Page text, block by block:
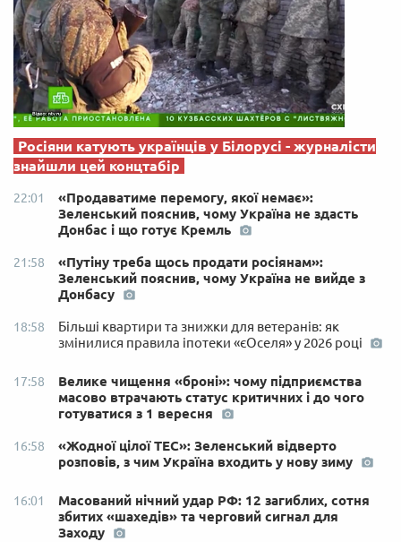
Росіяни катують українців у Білорусі - журналісти
знайшли цей концтабір
22:01
«Продаватиме перемогу, якої немає»:
Зеленський пояснив, чому Україна не здасть
Донбас і що готує Кремль
21:58
«Путіну треба щось продати росіянам»:
Зеленський пояснив, чому Україна не вийде з
Донбасу
18:58
Більші квартири та знижки для ветеранів: як
змінилися правила іпотеки «єОселя» у 2026 році
17:58
Велике чищення «броні»: чому підприємства
масово втрачають статус критичних і до чого
готуватися з 1 вересня
16:58
«Жодної цілої ТЕС»: Зеленський відверто
розповів, з чим Україна входить у нову зиму
16:01
Масований нічний удар РФ: 12 загиблих, сотня
збитих «шахедів» та черговий сигнал для
Заходу